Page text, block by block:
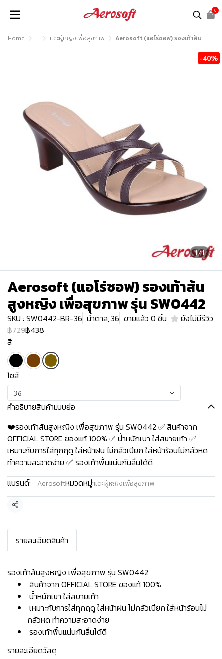
0
Home ... แตะผู้หญิงเพื่อสุขภาพ Aerosoft (แอโร่ซอฟ) รองเท้าส้นสูงหญิง เพื่อสุขภาพ รุ่น SW0442
1/1
-40%
Aerosoft (แอโร่ซอฟ) รองเท้าส้น
สูงหญิง เพื่อสุขภาพ รุ่น SW0442
SKU : SW0442-BR-36 น้ำตาล, 36 ขายแล้ว 0 ชิ้น
ยังไม่มีรีวิว
฿729฿438
สี
ไซส์
36
คำอธิบายสินค้าแบบย่อ
❤️รองเท้าส้นสูงหญิง เพื่อสุขภาพ รุ่น SW0442 ✅ สินค้าจาก
OFFICIAL STORE ของแท้ 100% ✅ น้ำหนักเบา ใส่สบายเท้า ✅
เหมาะกับการใส่ทุกฤดู ใส่หน้าฝน ไม่กลัวเปียก ใส่หน้าร้อนไม่กลัวหด
ทำความสะอาดง่าย ✅ รองเท้าพื้นแน่นกันลื่นได้ดี
แบรนด์:
Aerosoftหมวดหมู่:แตะผู้หญิงเพื่อสุขภาพ
แชร์
รายละเอียดสินค้า
รองเท้าส้นสูงหญิง เพื่อสุขภาพ รุ่น SW0442
สินค้าจาก OFFICIAL STORE ของแท้ 100%
น้ำหนักเบา ใส่สบายเท้า
เหมาะกับการใส่ทุกฤดู ใส่หน้าฝน ไม่กลัวเปียก ใส่หน้าร้อนไม่
กลัวหด ทำความสะอาดง่าย
รองเท้าพื้นแน่นกันลื่นได้ดี
รายละเอียดวัสดุ